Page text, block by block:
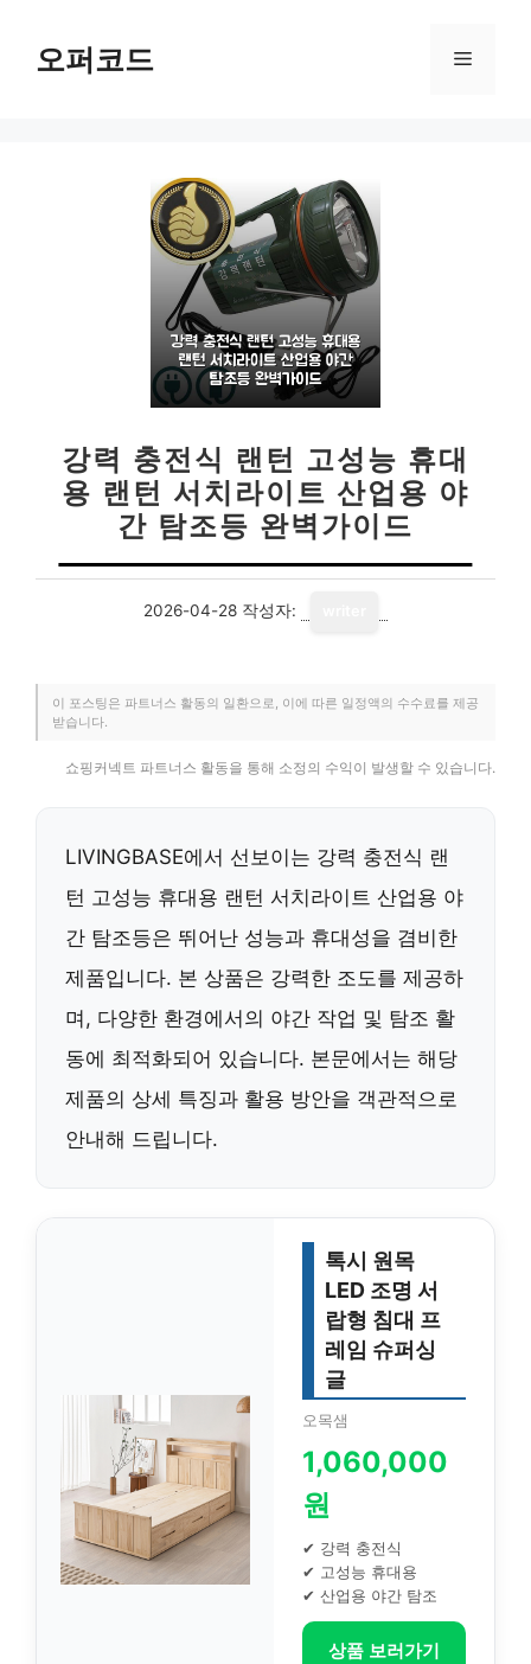
오퍼코드 메
강력 충전식 랜턴 고성능 휴대
용 랜턴 서치라이트 산업용 야
간 탐조등 완벽가이드
2026-04-28 작성자:
이 포스팅은 파트너스 활동의 일환으로, 이에 따른 일정액의 수수료를 제공
받습니다.
쇼핑커넥트 파트너스 활동을 통해 소정의 수익이 발생할 수 있습니다.
LIVINGBASE에서 선보이는 강력 충전식 랜
턴 고성능 휴대용 랜턴 서치라이트 산업용 야
간 탐조등은 뛰어난 성능과 휴대성을 겸비한
제품입니다. 본 상품은 강력한 조도를 제공하
며, 다양한 환경에서의 야간 작업 및 탐조 활
동에 최적화되어 있습니다. 본문에서는 해당
제품의 상세 특징과 활용 방안을 객관적으로
안내해 드립니다.
톡시 원목
LED 조명 서
랍형 침대 프
레임 슈퍼싱
글
오목샘
1,060,000
원
✔ 강력 충전식
✔ 고성능 휴대용
✔ 산업용 야간 탐조
상품 보러가기